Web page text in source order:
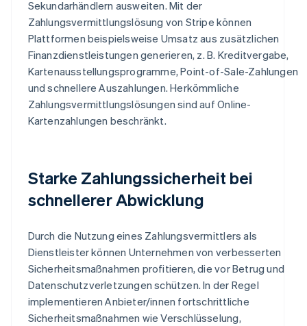
Sekundarhändlern ausweiten. Mit der
Zahlungsvermittlungslösung von Stripe können
Plattformen beispielsweise Umsatz aus zusätzlichen
Finanzdienstleistungen generieren, z. B. Kreditvergabe,
Kartenausstellungsprogramme, Point-of-Sale-Zahlungen
und schnellere Auszahlungen. Herkömmliche
Zahlungsvermittlungslösungen sind auf Online-
Kartenzahlungen beschränkt.
Starke Zahlungssicherheit bei
schnellerer Abwicklung
Durch die Nutzung eines Zahlungsvermittlers als
Dienstleister können Unternehmen von verbesserten
Sicherheitsmaßnahmen profitieren, die vor Betrug und
Datenschutzverletzungen schützen. In der Regel
implementieren Anbieter/innen fortschrittliche
Sicherheitsmaßnahmen wie Verschlüsselung,